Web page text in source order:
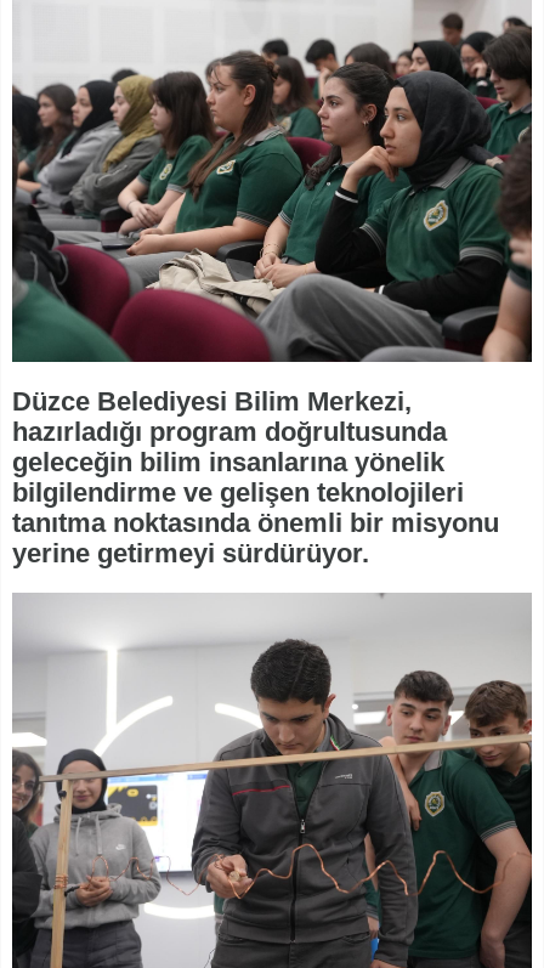
Düzce Belediyesi Bilim Merkezi,
hazırladığı program doğrultusunda
geleceğin bilim insanlarına yönelik
bilgilendirme ve gelişen teknolojileri
tanıtma noktasında önemli bir misyonu
yerine getirmeyi sürdürüyor.